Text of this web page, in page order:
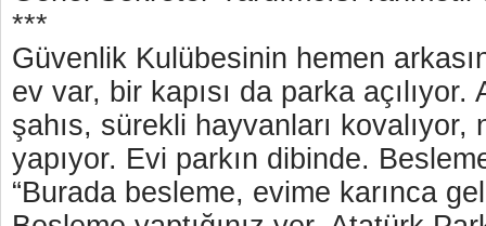
***
Güvenlik Kulübesinin hemen
ev var, bir kapısı da parka
şahıs, sürekli hayvanları kovalıyor,
yapıyor. Evi parkın dibinde.
“Burada besleme, evime karınca